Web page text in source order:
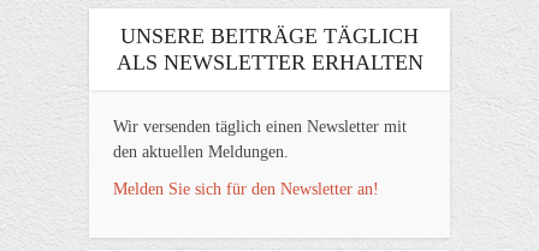
UNSERE BEITRÄGE TÄGLICH
ALS NEWSLETTER ERHALTEN
Wir versenden täglich einen Newsletter mit
den aktuellen Meldungen.
Melden Sie sich für den Newsletter an!